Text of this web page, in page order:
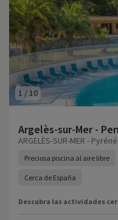
1 / 10
Argelès-sur-Mer -
ARGELÈS-SUR-MER -
Preciosa piscina al aire libre
Cerca de España
Descubra las actividades